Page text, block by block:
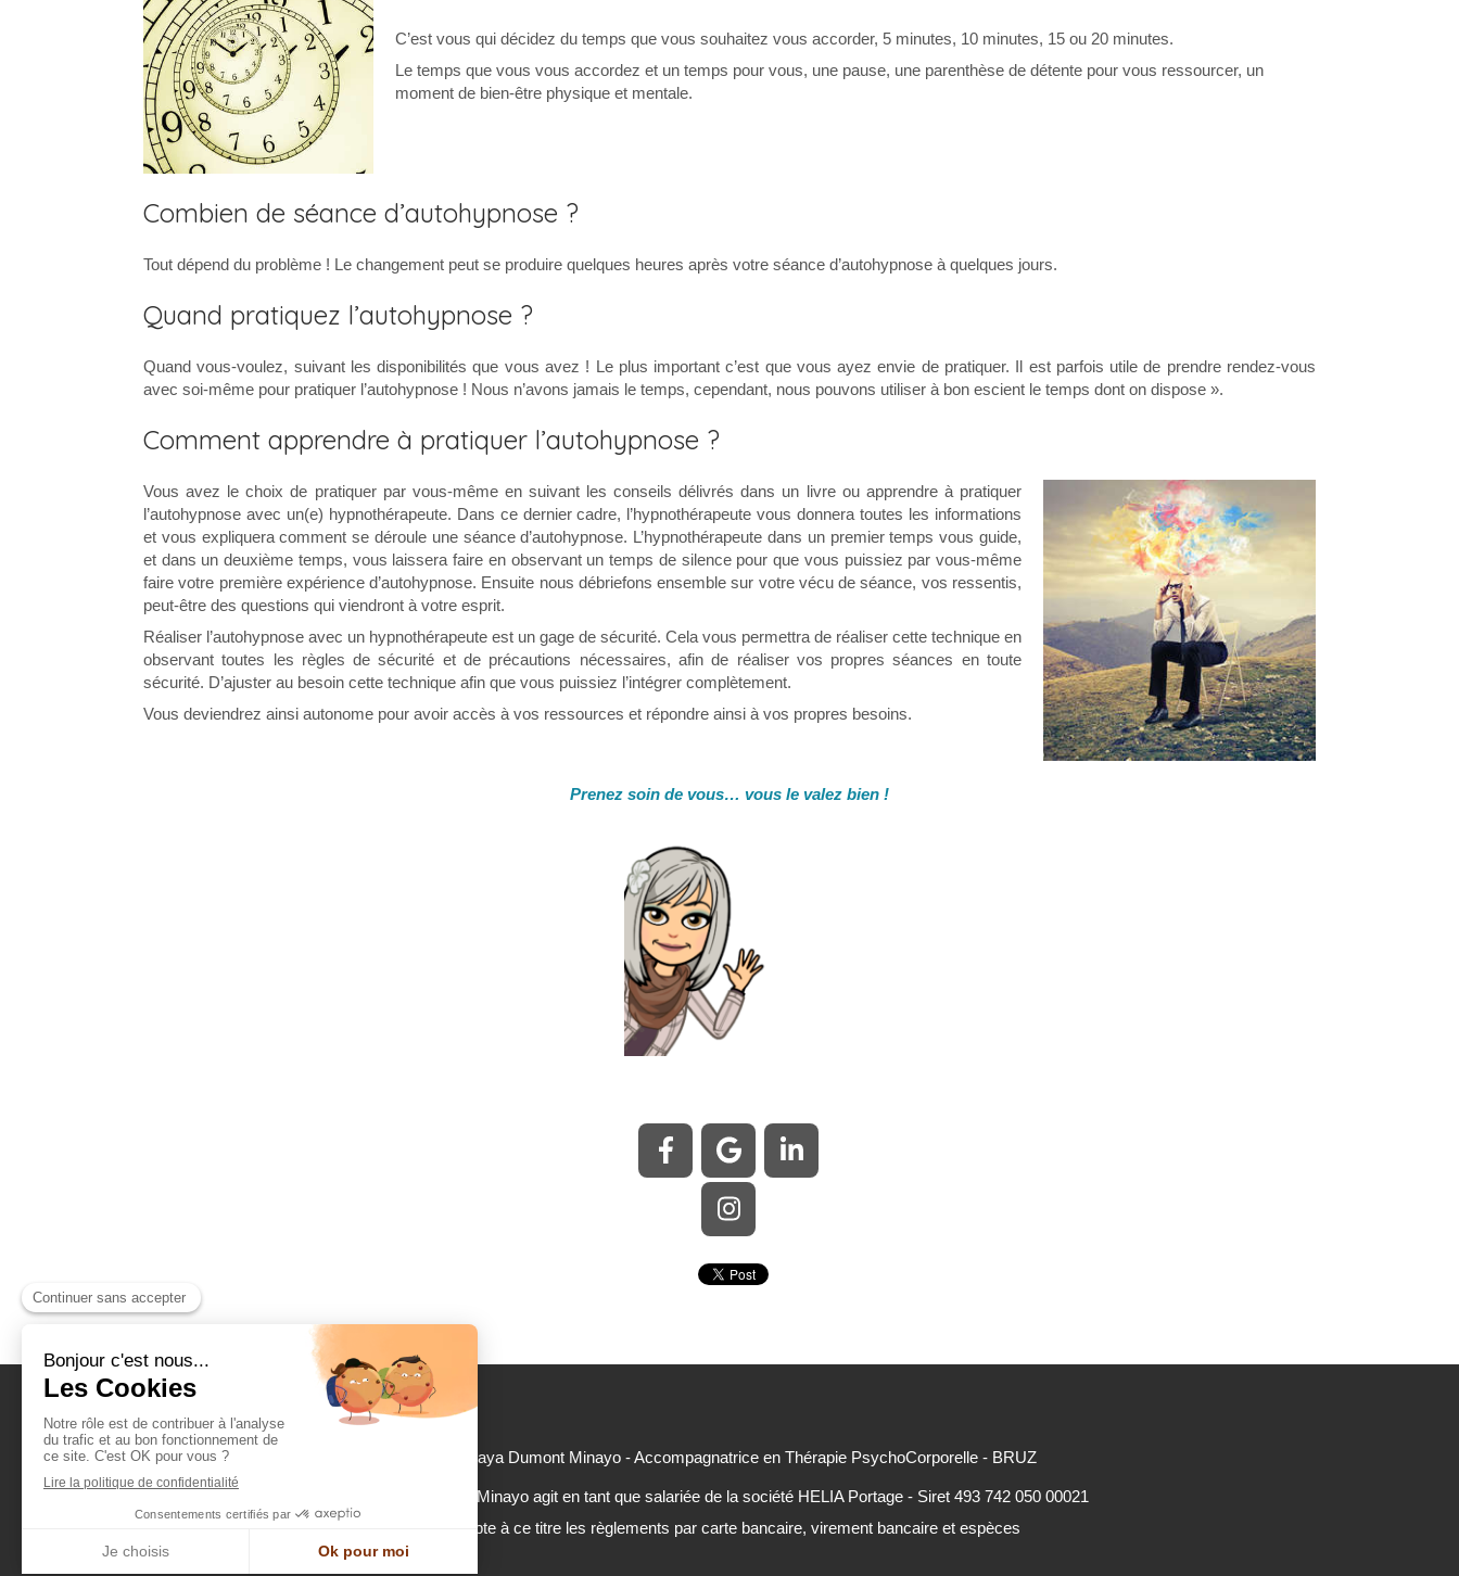
C’est vous qui décidez du temps que vous souhaitez vous accorder, 5 minutes, 10 minutes, 15 ou 20 minutes.
Le temps que vous vous accordez et un temps pour vous, une pause, une parenthèse de détente pour vous ressourcer, un
moment de bien-être physique et mentale.
Combien de séance d’autohypnose ?
Tout dépend du problème ! Le changement peut se produire quelques heures après votre séance d’autohypnose à quelques jours.
Quand pratiquez l’autohypnose ?
Quand vous-voulez, suivant les disponibilités que vous avez ! Le plus important c’est que vous ayez envie de pratiquer. Il est parfois utile de prendre rendez-vous
avec soi-même pour pratiquer l’autohypnose ! Nous n’avons jamais le temps, cependant, nous pouvons utiliser à bon escient le temps dont on dispose ».
Comment apprendre à pratiquer l’autohypnose ?
Vous avez le choix de pratiquer par vous-même en suivant les conseils délivrés dans un livre ou apprendre à pratiquer
l’autohypnose avec un(e) hypnothérapeute. Dans ce dernier cadre, l’hypnothérapeute vous donnera toutes les informations
et vous expliquera comment se déroule une séance d’autohypnose. L’hypnothérapeute dans un premier temps vous guide,
et dans un deuxième temps, vous laissera faire en observant un temps de silence pour que vous puissiez par vous-même
faire votre première expérience d’autohypnose. Ensuite nous débriefons ensemble sur votre vécu de séance, vos ressentis,
peut-être des questions qui viendront à votre esprit.
Réaliser l’autohypnose avec un hypnothérapeute est un gage de sécurité. Cela vous permettra de réaliser cette technique en
observant toutes les règles de sécurité et de précautions nécessaires, afin de réaliser vos propres séances en toute
sécurité. D’ajuster au besoin cette technique afin que vous puissiez l’intégrer complètement.
Vous deviendrez ainsi autonome pour avoir accès à vos ressources et répondre ainsi à vos propres besoins.
Prenez soin de vous… vous le valez bien !
©2017 Maya Dumont Minayo - Accompagnatrice en Thérapie PsychoCorporelle - BRUZ
Maya Dumont Minayo agit en tant que salariée de la société HELIA Portage - Siret 493 742 050 00021
accepte à ce titre les règlements par carte bancaire, virement bancaire et espèces